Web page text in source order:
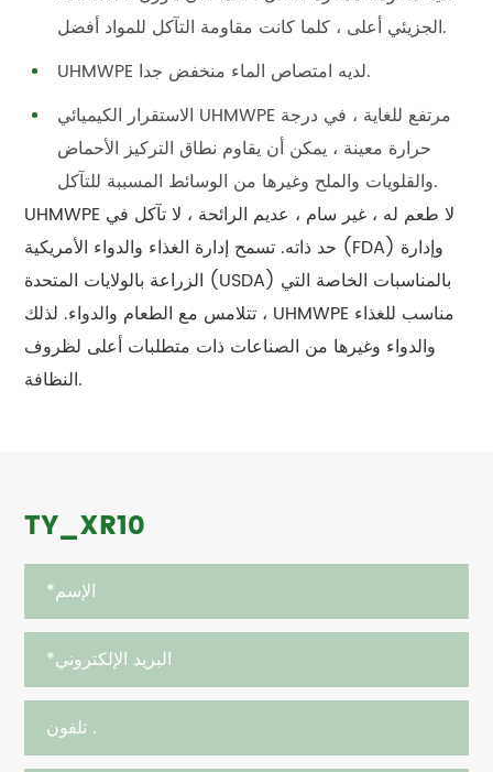
الجزيئي أعلى ، كلما كانت مقاومة التآكل للمواد أفضل.
UHMWPE لديه امتصاص الماء منخفض جدا.
الاستقرار الكيميائي UHMWPE مرتفع للغاية ، في درجة
حرارة معينة ، يمكن أن يقاوم نطاق التركيز الأحماض
والقلويات والملح وغيرها من الوسائط المسببة للتآكل.
UHMWPE لا طعم له ، غير سام ، عديم الرائحة ، لا تآكل في
حد ذاته. تسمح إدارة الغذاء والدواء الأمريكية (FDA) وإدارة
الزراعة بالولايات المتحدة (USDA) بالمناسبات الخاصة التي
تتلامس مع الطعام والدواء. لذلك ، UHMWPE مناسب للغذاء
والدواء وغيرها من الصناعات ذات متطلبات أعلى لظروف
النظافة.
TY_XR10